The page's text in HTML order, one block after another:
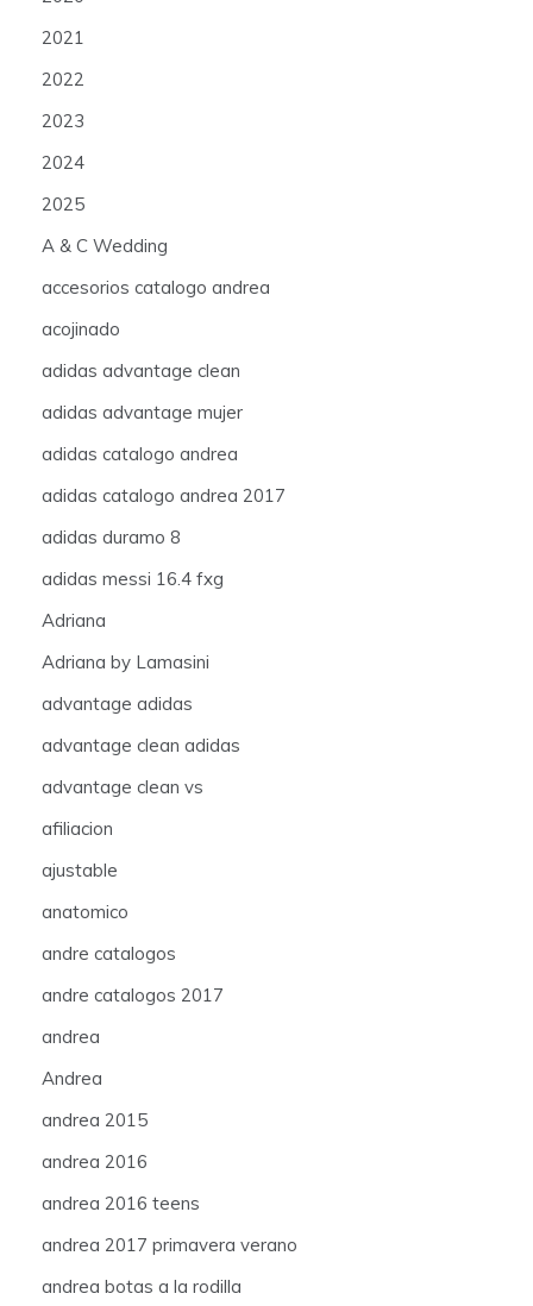
2021
2022
2023
2024
2025
A & C Wedding
accesorios catalogo andrea
acojinado
adidas advantage clean
adidas advantage mujer
adidas catalogo andrea
adidas catalogo andrea 2017
adidas duramo 8
adidas messi 16.4 fxg
Adriana
Adriana by Lamasini
advantage adidas
advantage clean adidas
advantage clean vs
afiliacion
ajustable
anatomico
andre catalogos
andre catalogos 2017
andrea
Andrea
andrea 2015
andrea 2016
andrea 2016 teens
andrea 2017 primavera verano
andrea botas a la rodilla